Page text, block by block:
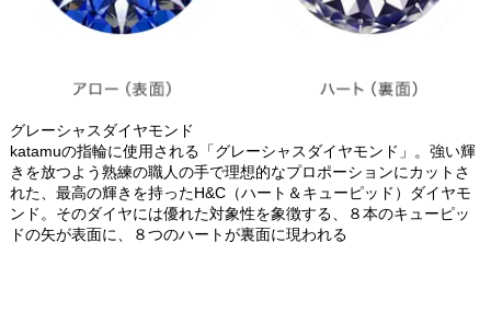
グレーシャスダイヤモンド
katamuの指輪に使用される「グレーシャスダイヤモンド」。強い輝
きを放つよう熟練の職人の手で理想的なプロポーションにカットさ
れた、最高の輝きを持ったH&C（ハート＆キューピッド）ダイヤモ
ンド。そのダイヤには優れた対象性を象徴する、８本のキューピッ
ドの矢が表面に、８つのハートが裏面に現われる